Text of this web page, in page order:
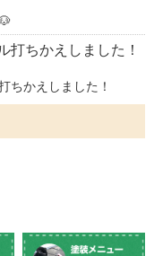
打ちかえしました！
ちかえしました！